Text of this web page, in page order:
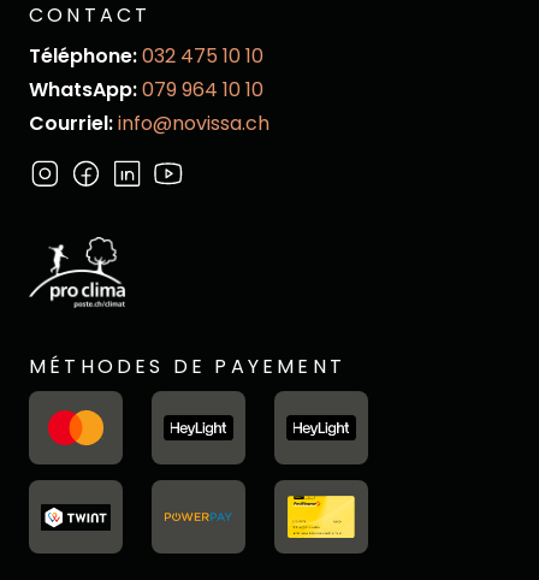
CONTACT
Téléphone:032 475 10 10
WhatsApp:079 964 10 10
Courriel:info@novissa.ch
MÉTHODES DE PAYEMENT